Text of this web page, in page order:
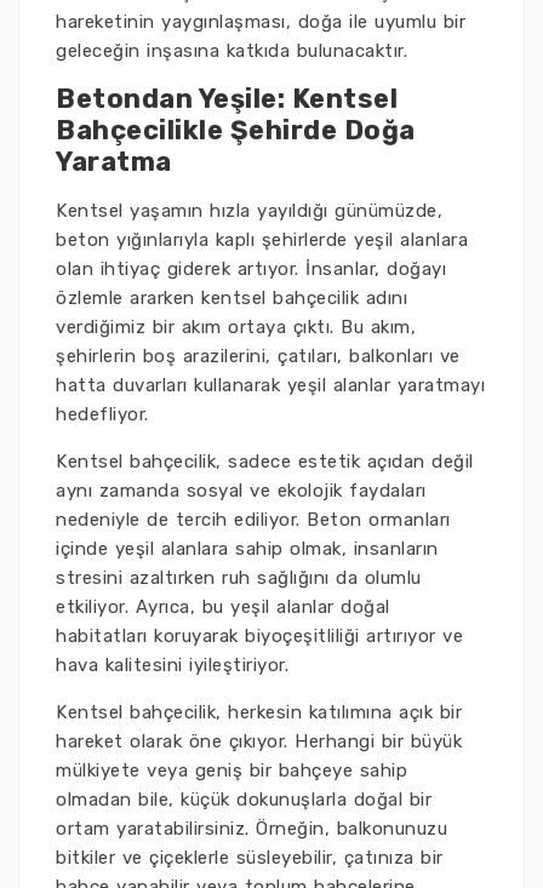
hareketinin yaygınlaşması, doğa ile uyumlu bir
geleceğin inşasına katkıda bulunacaktır.
Betondan Yeşile: Kentsel
Bahçecilikle Şehirde Doğa
Yaratma
Kentsel yaşamın hızla yayıldığı günümüzde,
beton yığınlarıyla kaplı şehirlerde yeşil alanlara
olan ihtiyaç giderek artıyor. İnsanlar, doğayı
özlemle ararken kentsel bahçecilik adını
verdiğimiz bir akım ortaya çıktı. Bu akım,
şehirlerin boş arazilerini, çatıları, balkonları ve
hatta duvarları kullanarak yeşil alanlar yaratmayı
hedefliyor.
Kentsel bahçecilik, sadece estetik açıdan değil
aynı zamanda sosyal ve ekolojik faydaları
nedeniyle de tercih ediliyor. Beton ormanları
içinde yeşil alanlara sahip olmak, insanların
stresini azaltırken ruh sağlığını da olumlu
etkiliyor. Ayrıca, bu yeşil alanlar doğal
habitatları koruyarak biyoçeşitliliği artırıyor ve
hava kalitesini iyileştiriyor.
Kentsel bahçecilik, herkesin katılımına açık bir
hareket olarak öne çıkıyor. Herhangi bir büyük
mülkiyete veya geniş bir bahçeye sahip
olmadan bile, küçük dokunuşlarla doğal bir
ortam yaratabilirsiniz. Örneğin, balkonunuzu
bitkiler ve çiçeklerle süsleyebilir, çatınıza bir